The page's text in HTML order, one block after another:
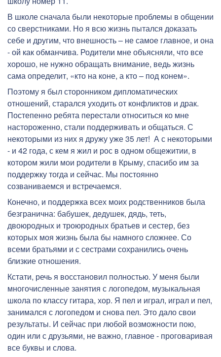
В школе сначала были некоторые проблемы в общении
со сверстниками. Но я всю жизнь пытался доказать
себе и другим, что внешность – не самое главное, и она
- ой как обманчива. Родители мне объясняли, что все
хорошо, не нужно обращать внимание, ведь жизнь
сама определит, «кто на коне, а кто – под конем».
Поэтому я был сторонником дипломатических
отношений, старался уходить от конфликтов и драк.
Постепенно ребята перестали относиться ко мне
настороженно, стали поддерживать и общаться. С
некоторыми из них я дружу уже 35 лет! А с некоторыми
- и 42 года, с кем я жил и рос в одном общежитии, в
котором жили мои родители в Крыму, спасибо им за
поддержку тогда и сейчас. Мы постоянно
созваниваемся и встречаемся.
Конечно, и поддержка всех моих родственников была
безгранична: бабушек, дедушек, дядь, теть,
двоюродных и троюродных братьев и сестер, без
которых моя жизнь была бы намного сложнее. Со
всеми братьями и с сестрами сохранились очень
близкие отношения.
Кстати, речь я восстановил полностью. У меня были
многочисленные занятия с логопедом, музыкальная
школа по классу гитара, хор. Я пел и играл, играл и пел,
занимался с логопедом и снова пел. Это дало свои
результаты. И сейчас при любой возможности пою,
один или с друзьями, не важно, главное - проговаривая
все буквы и слова.